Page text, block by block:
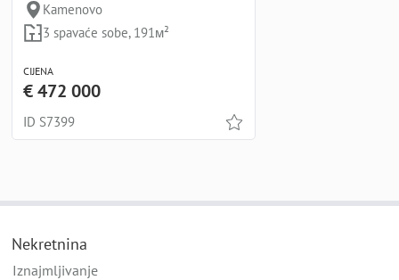
Kamenovo
3 spavaće sobe, 191м²
CIJENA
€ 472 000
ID S7399
Nekretnina
Iznajmljivanje